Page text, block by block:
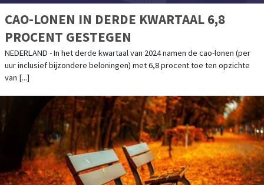
CAO-LONEN IN DERDE KWARTAAL 6,8
PROCENT GESTEGEN
NEDERLAND - In het derde kwartaal van 2024 namen de cao-lonen (per
uur inclusief bijzondere beloningen) met 6,8 procent toe ten opzichte
van [...]